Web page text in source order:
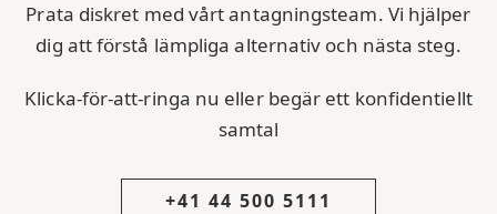
Prata diskret med vårt antagningsteam. Vi hjälper
dig att förstå lämpliga alternativ och nästa steg.
Klicka-för-att-ringa nu eller begär ett konfidentiellt
samtal
+41 44 500 5111